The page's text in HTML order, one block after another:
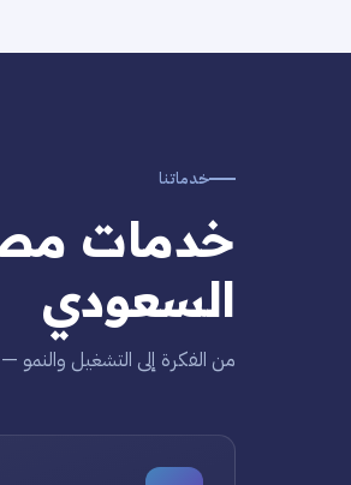
خدماتنا
خدمات
السعودي
من الفكرة إلى التشغيل